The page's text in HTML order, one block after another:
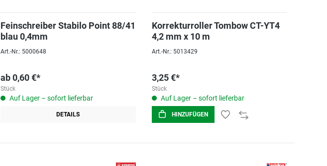
Feinschreiber Stabilo Point 88/41
blau 0,4mm
Art.-Nr.: 5000648
ab0,60 €*
Stück
Auf Lager – sofort lieferbar
DETAILS
Korrekturroller Tombow CT-YT4
4,2 mm x 10 m
Art.-Nr.: 5013429
3,25 €*
Stück
Auf Lager – sofort lieferbar
HINZUFÜGEN